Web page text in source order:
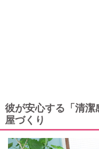
彼が安心する「清潔
屋づくり